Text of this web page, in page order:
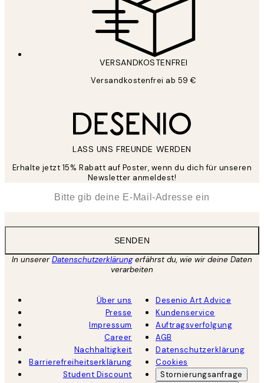
VERSANDKOSTENFREI
Versandkostenfrei ab 59 €
LASS UNS FREUNDE WERDEN
Erhalte jetzt 15% Rabatt auf Poster, wenn du dich für unseren
Newsletter anmeldest!
SENDEN
In unsererDatenschutzerklärungerfährst du, wie wir deine Daten
verarbeiten
Über uns
Presse
Impressum
Career
Nachhaltigkeit
Barrierefreiheitserklärung
Student Discount
Desenio Art Advice
Kundenservice
Auftragsverfolgung
AGB
Datenschutzerklärung
Cookies
Stornierungsanfrage